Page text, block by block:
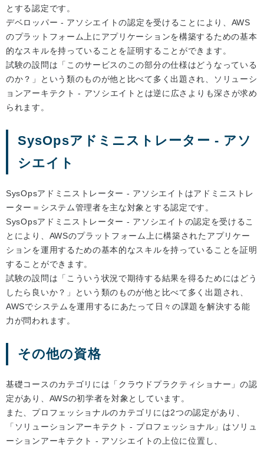
とする認定です。
デベロッパー - アソシエイトの認定を受けることにより、AWS
のプラットフォーム上にアプリケーションを構築するための基本
的なスキルを持っていることを証明することができます。
試験の設問は「このサービスのこの部分の仕様はどうなっている
のか？」という類のものが他と比べて多く出題され、ソリューシ
ョンアーキテクト - アソシエイトとは逆に広さよりも深さが求め
られます。
SysOpsアドミニストレーター - アソ
シエイト
SysOpsアドミニストレーター - アソシエイトはアドミニストレ
ーター＝システム管理者を主な対象とする認定です。
SysOpsアドミニストレーター - アソシエイトの認定を受けるこ
とにより、AWSのプラットフォーム上に構築されたアプリケー
ションを運用するための基本的なスキルを持っていることを証明
することができます。
試験の設問は「こういう状況で期待する結果を得るためにはどう
したら良いか？」という類のものが他と比べて多く出題され、
AWSでシステムを運用するにあたって日々の課題を解決する能
力が問われます。
その他の資格
基礎コースのカテゴリには「クラウドプラクティショナー」の認
定があり、AWSの初学者を対象としています。
また、プロフェッショナルのカテゴリには2つの認定があり、
「ソリューションアーキテクト - プロフェッショナル」はソリュ
ーションアーキテクト - アソシエイトの上位に位置し、